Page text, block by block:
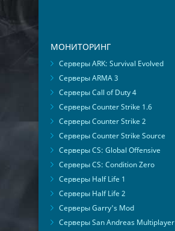
МОНИТОРИНГ
Серверы ARK: Survival Evolved
Серверы ARMA 3
Серверы Call of Duty 4
Серверы Counter Strike 1.6
Серверы Counter Strike 2
Серверы Counter Strike Source
Серверы CS: Global Offensive
Серверы CS: Condition Zero
Серверы Half Life 1
Серверы Half Life 2
Серверы Garry's Mod
Серверы San Andreas Multiplayer